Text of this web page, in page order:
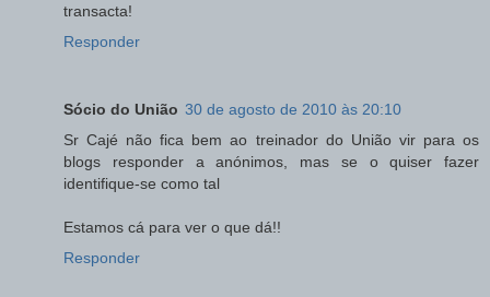
transacta!
Responder
Sócio do União 30 de agosto de 2010 às 20:10
Sr Cajé não fica bem ao treinador do União vir para os
blogs responder a anónimos, mas se o quiser fazer
identifique-se como tal
Estamos cá para ver o que dá!!
Responder